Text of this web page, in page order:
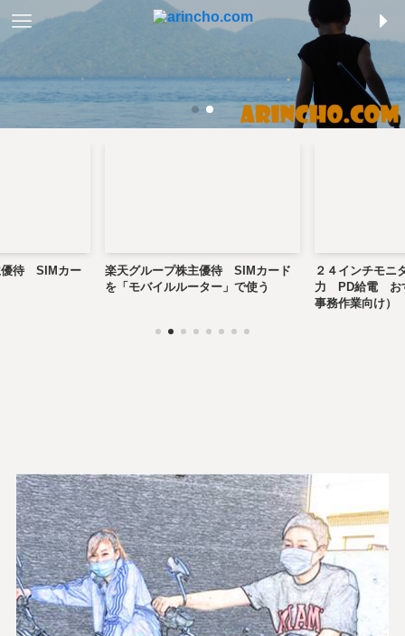
待 SIMカー
楽天グループ株主優待 SIMカード
を「モバイルルーター」で使う
２４インチモ
力 PD給電 お
事務作業向け）